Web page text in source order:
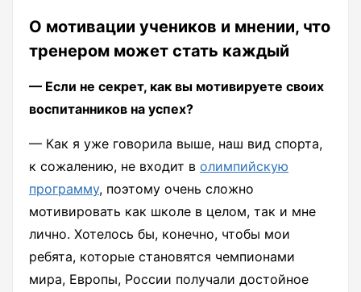
О мотивации учеников и мнении, что
тренером может стать каждый
— Если не секрет, как вы мотивируете своих
воспитанников на успех?
— Как я уже говорила выше, наш вид спорта,
к сожалению, не входит в олимпийскую
программу, поэтому очень сложно
мотивировать как школе в целом, так и мне
лично. Хотелось бы, конечно, чтобы мои
ребята, которые становятся чемпионами
мира, Европы, России получали достойное